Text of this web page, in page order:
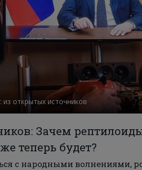
открытых источников
Зачем
теперь будет?
с народными волнениями,